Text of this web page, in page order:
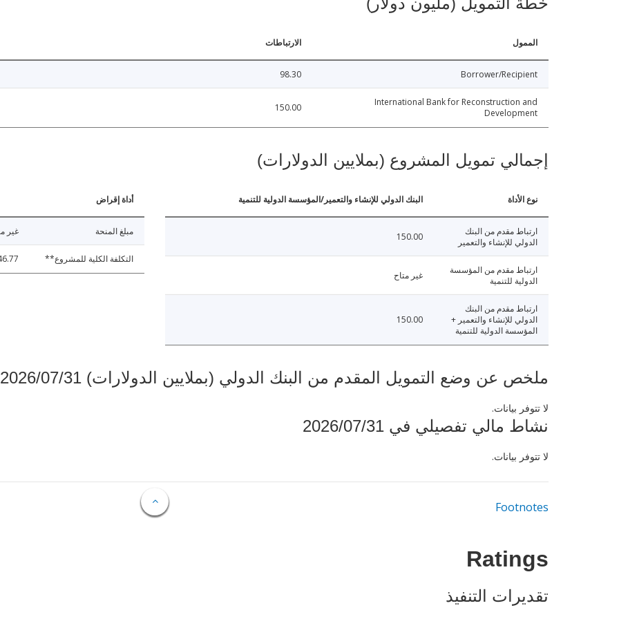
الممول الارتباطات
Borrower/Recipient
98.30
International Bank for Reconstruction and
Development
150.00
إجمالي تمويل المشروع (بملايين الدولارات)
نوع الأداة البنك الدولي للإنشاء والتعمير/المؤسسة الدولية للتنمية
ارتباط مقدم من البنك
الدولي للإنشاء والتعمير
150.00
ارتباط مقدم من المؤسسة
الدولية للتنمية
غير متاح
ارتباط مقدم من البنك
الدولي للإنشاء والتعمير +
المؤسسة الدولية للتنمية
150.00
أداة إقراض
مبلغ المنحة غير
التكلفة الكلية للمشروع**
ملخص عن وضع التمويل المقدم من البنك الدولي (بملايين الدولارات) 2026/07/31
لا تتوفر بيانات.
نشاط مالي تفصيلي في 2026/07/31
لا تتوفر بيانات.
Footnotes
Ratings
تقديرات التنفيذ